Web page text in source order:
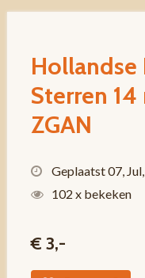
Hollandse
Sterren 14
ZGAN
Geplaatst 07,
102 x bekeken
€ 3,-